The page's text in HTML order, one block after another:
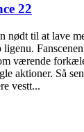
22
nødt til at lave
værende
aktioner. Så
vestt...